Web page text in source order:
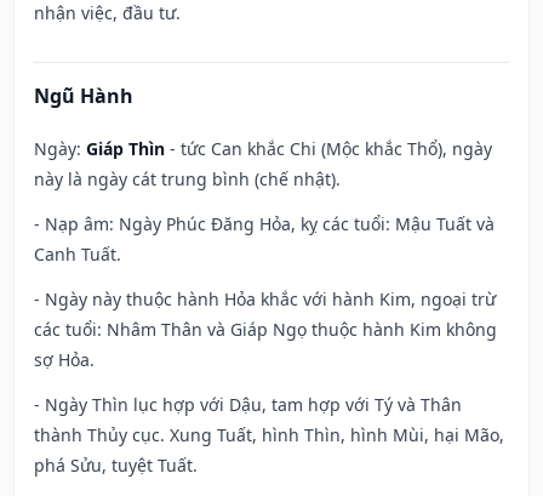
nhận việc, đầu tư.
Ngũ Hành
Ngày: Giáp Thìn - tức Can khắc Chi (Mộc khắc Thổ), ngày
này là ngày cát trung bình (chế nhật).
- Nạp âm: Ngày Phúc Đăng Hỏa, kỵ các tuổi: Mậu Tuất và
Canh Tuất.
- Ngày này thuộc hành Hỏa khắc với hành Kim, ngoại trừ
các tuổi: Nhâm Thân và Giáp Ngọ thuộc hành Kim không
sợ Hỏa.
- Ngày Thìn lục hợp với Dậu, tam hợp với Tý và Thân
thành Thủy cục. Xung Tuất, hình Thìn, hình Mùi, hại Mão,
phá Sửu, tuyệt Tuất.